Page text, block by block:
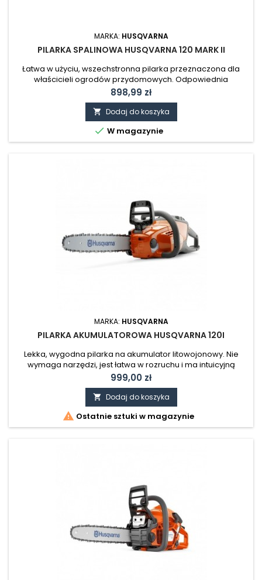
MARKA: HUSQVARNA
PILARKA SPALINOWA HUSQVARNA 120 MARK II
Łatwa w użyciu, wszechstronna pilarka przeznaczona dla
właścicieli ogrodów przydomowych. Odpowiednia
wydajność cięcia powoduje, że cięcie drewna opałowego,
ścinanie mały drzewek czy okrzesywanie staje się lekka
pracą.
Cena
898,99 zł
 Dodaj do koszyka
 W magazynie
MARKA: HUSQVARNA
PILARKA AKUMULATOROWA HUSQVARNA 120I
Lekka, wygodna pilarka na akumulator litowojonowy. Nie
wymaga narzędzi, jest łatwa w rozruchu i ma intuicyjną
klawiaturę. Nie zawiera baterii i ładowarki.
Cena
999,00 zł
 Dodaj do koszyka
 Ostatnie sztuki w magazynie